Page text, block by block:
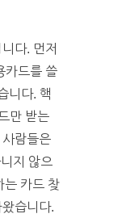
다. 먼저
카드를 쓸
니다. 핵
만 받는
람들은
지 않으
는 카드 찾
습니다.